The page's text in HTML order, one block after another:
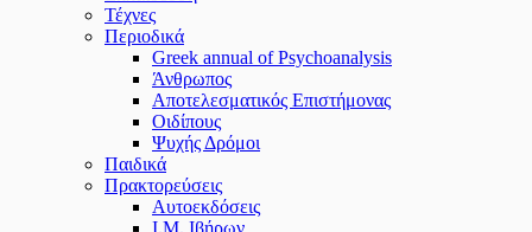
Τέχνες
Περιοδικά
Greek annual of Psychoanalysis
Άνθρωπος
Αποτελεσματικός Επιστήμονας
Οιδίπους
Ψυχής Δρόμοι
Παιδικά
Πρακτoρεύσεις
Αυτοεκδόσεις